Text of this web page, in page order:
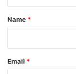
*
Name *
Email *